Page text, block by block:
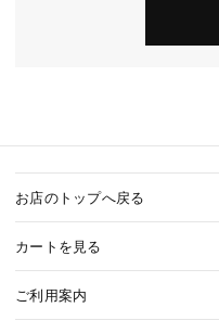
お店のトップへ戻る
カートを見る
ご利用案内